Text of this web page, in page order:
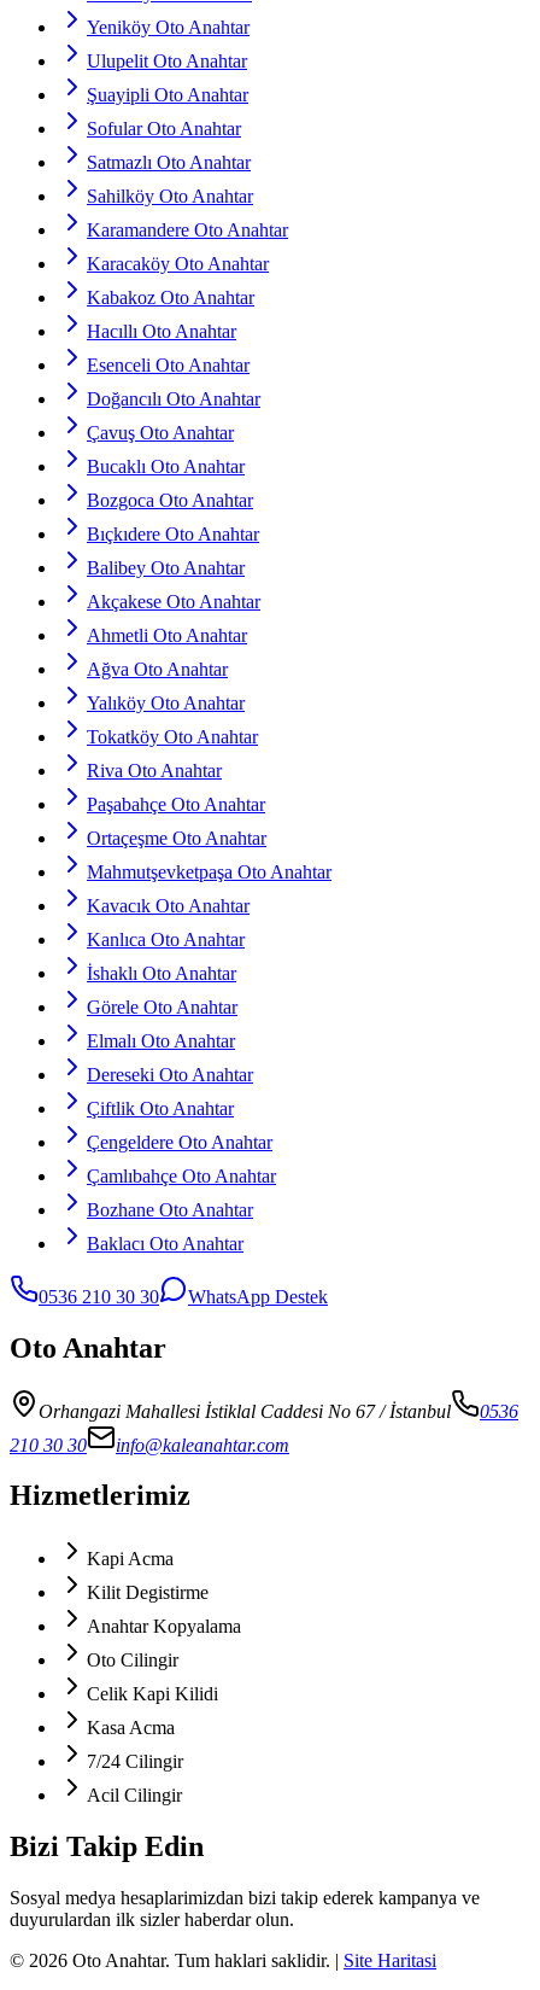
Yeniköy Oto Anahtar
Ulupelit Oto Anahtar
Şuayipli Oto Anahtar
Sofular Oto Anahtar
Satmazlı Oto Anahtar
Sahilköy Oto Anahtar
Karamandere Oto Anahtar
Karacaköy Oto Anahtar
Kabakoz Oto Anahtar
Hacıllı Oto Anahtar
Esenceli Oto Anahtar
Doğancılı Oto Anahtar
Çavuş Oto Anahtar
Bucaklı Oto Anahtar
Bozgoca Oto Anahtar
Bıçkıdere Oto Anahtar
Balibey Oto Anahtar
Akçakese Oto Anahtar
Ahmetli Oto Anahtar
Ağva Oto Anahtar
Yalıköy Oto Anahtar
Tokatköy Oto Anahtar
Riva Oto Anahtar
Paşabahçe Oto Anahtar
Ortaçeşme Oto Anahtar
Mahmutşevketpaşa Oto Anahtar
Kavacık Oto Anahtar
Kanlıca Oto Anahtar
İshaklı Oto Anahtar
Görele Oto Anahtar
Elmalı Oto Anahtar
Dereseki Oto Anahtar
Çiftlik Oto Anahtar
Çengeldere Oto Anahtar
Çamlıbahçe Oto Anahtar
Bozhane Oto Anahtar
Baklacı Oto Anahtar
0536 210 30 30 WhatsApp Destek
Oto Anahtar
Orhangazi Mahallesi İstiklal Caddesi No 67/ İstanbul
0536
210 30 30
info@kaleanahtar.com
Hizmetlerimiz
Kapi Acma
Kilit Degistirme
Anahtar Kopyalama
Oto Cilingir
Celik Kapi Kilidi
Kasa Acma
7/24 Cilingir
Acil Cilingir
Bizi Takip Edin
Sosyal medya hesaplarimizdan bizi takip ederek kampanya ve
duyurulardan ilk sizler haberdar olun.
© 2026 Oto Anahtar. Tum haklari saklidir. | Site Haritasi